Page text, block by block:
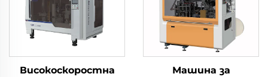
Високоскоростна
Машина за